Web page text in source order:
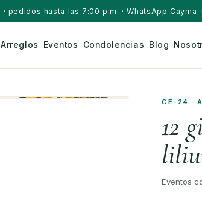
· pedidos hasta las 7:00 p.m. · WhatsApp
Arreglos Eventos Condolencias Blog
CE-24 ·
12
Eventos